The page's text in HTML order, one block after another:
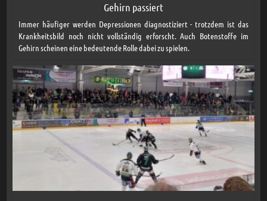
Gehirn passiert
Immer häufiger werden Depressionen diagnostiziert - trotzdem ist das
Krankheitsbild noch nicht vollständig erforscht. Auch Botenstoffe im
Gehirn scheinen eine bedeutende Rolle dabei zu spielen.